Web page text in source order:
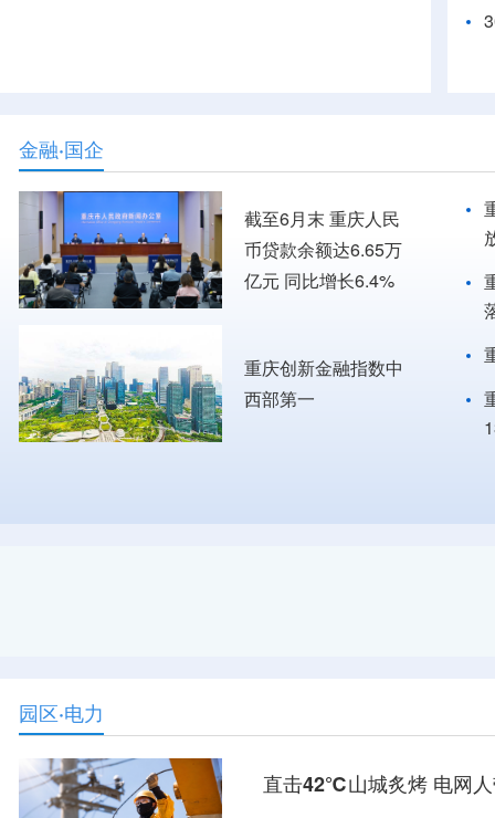
金融·国企
截至6月末 重庆人民
币贷款余额达6.65万
亿元 同比增长6.4%
重庆创新金融指数中
西部第一
园区·电力
直击42℃山城炙烤 电网